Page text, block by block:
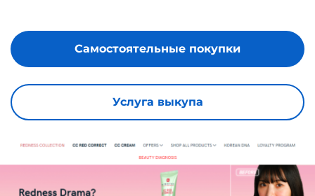
Услуга выкупа
Самостоятельные покупки